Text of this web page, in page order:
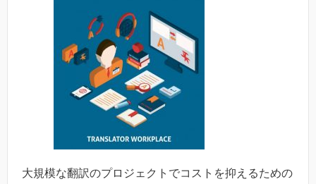
大規模な翻訳のプロジェクトでコストを抑えるための